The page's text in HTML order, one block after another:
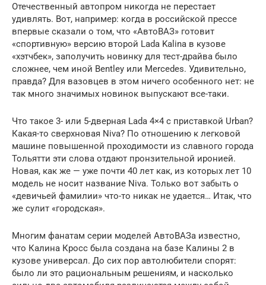
Отечественный автопром никогда не перестает
удивлять. Вот, например: когда в российской прессе
впервые сказали о том, что «АвтоВАЗ» готовит
«спортивную» версию второй Lada Kalina в кузове
«хэтчбек», заполучить новинку для тест-драйва было
сложнее, чем иной Bentley или Mercedes. Удивительно,
правда? Для вазовцев в этом ничего особенного нет: не
так много значимых новинок выпускают все-таки.
Что такое 3- или 5-дверная Lada 4×4 с приставкой Urban?
Какая-то сверхновая Niva? По отношению к легковой
машине повышенной проходимости из славного города
Тольятти эти слова отдают пронзительной иронией.
Новая, как же — уже почти 40 лет как, из которых лет 10
модель не носит название Niva. Только вот забыть о
«девичьей фамилии» что-то никак не удается… Итак, что
же сулит «городская».
Многим фанатам серии моделей АвтоВАЗа известно,
что Калина Кросс была создана на базе Калины 2 в
кузове универсал. До сих пор автолюбители спорят:
было ли это рациональным решениям, и насколько